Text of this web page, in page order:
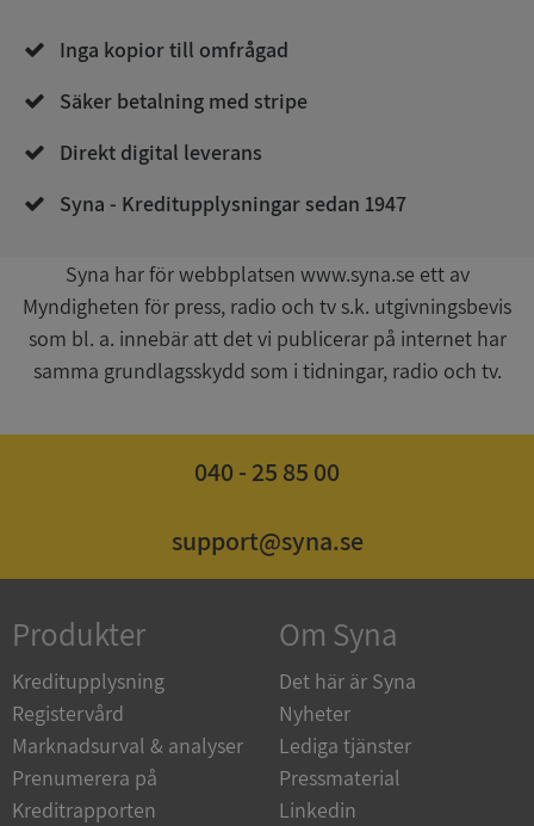
Inga kopior till omfrågad
Säker betalning med stripe
Direkt digital leverans
Syna - Kreditupplysningar sedan 1947
Syna har för webbplatsen www.syna.se ett av
Myndigheten för press, radio och tv s.k. utgivningsbevis
som bl. a. innebär att det vi publicerar på internet har
samma grundlagsskydd som i tidningar, radio och tv.
040 - 25 85 00
support@syna.se
Produkter
Kreditupplysning
Registervård
Marknadsurval & analyser
Prenumerera på
Kreditrapporten
Om Syna
Det här är Syna
Nyheter
Lediga tjänster
Pressmaterial
Linkedin
__RequestVerificationToken
upplysningar.syna.se
CookieScriptConsent
CookieScript
.syna.se
_GRECAPTCHA
Google LLC
www.google.com
ASP.NET_SessionId
Microsoft
Corporation
en.syna.se